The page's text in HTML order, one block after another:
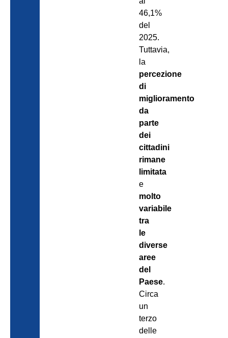
46,1%
del
2025.
Tuttavia,
la
percezione
di
miglioramento
da
parte
dei
cittadini
rimane
limitata
e
molto
variabile
tra
le
diverse
aree
del
Paese.
Circa
un
terzo
delle